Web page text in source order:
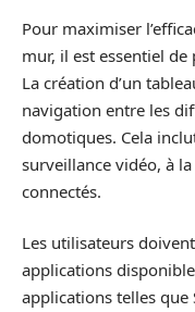
Pour maximiser
mur, il est essentiel de
La création d’un
navigation entre les
domotiques. Cela
surveillance vidéo, à
connectés.
Les utilisateurs
applications
applications telles que